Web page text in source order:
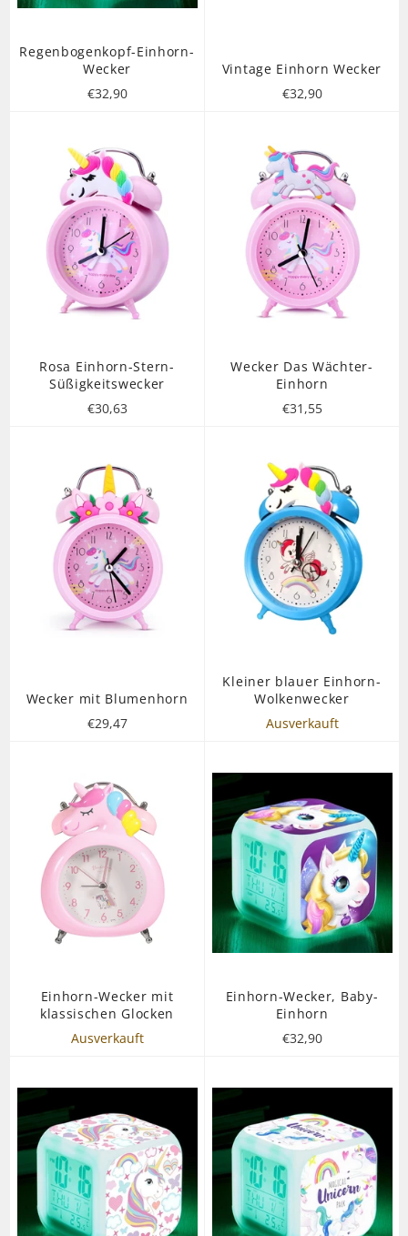
Regenbogenkopf-Einhorn-
Wecker
Normaler
€32,90
Vintage Einhorn Wecker
Normaler
€32,90
Rosa Einhorn-Stern-
Süßigkeitswecker
Normaler
€30,63
Wecker Das Wächter-
Einhorn
Normaler
€31,55
Wecker mit Blumenhorn
Normaler
€29,47
Kleiner blauer Einhorn-
Wolkenwecker
Ausverkauft
Einhorn-Wecker mit
klassischen Glocken
Ausverkauft
Einhorn-Wecker, Baby-
Einhorn
Normaler
€32,90